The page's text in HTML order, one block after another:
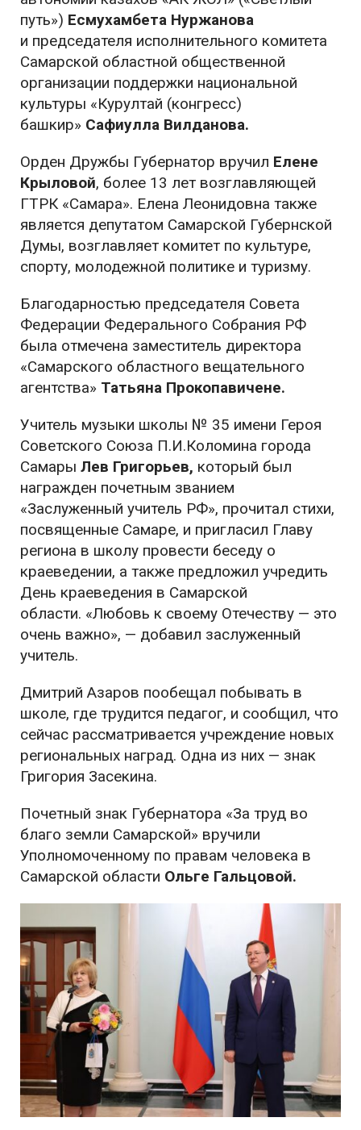
путь») Есмухамбета Нуржанова
и председателя исполнительного комитета
Самарской областной общественной
организации поддержки национальной
культуры «Курултай (конгресс)
башкир» Сафиулла Вилданова.
Орден Дружбы Губернатор вручил Елене
Крыловой, более 13 лет возглавляющей
ГТРК «Самара». Елена Леонидовна также
является депутатом Самарской Губернской
Думы, возглавляет комитет по культуре,
спорту, молодежной политике и туризму.
Благодарностью председателя Совета
Федерации Федерального Собрания РФ
была отмечена заместитель директора
«Самарского областного вещательного
агентства» Татьяна Прокопавичене.
Учитель музыки школы № 35 имени Героя
Советского Союза П.И.Коломина города
Самары Лев Григорьев, который был
награжден почетным званием
«Заслуженный учитель РФ», прочитал стихи,
посвященные Самаре, и пригласил Главу
региона в школу провести беседу о
краеведении, а также предложил учредить
День краеведения в Самарской
области. «Любовь к своему Отечеству — это
очень важно», — добавил заслуженный
учитель.
Дмитрий Азаров пообещал побывать в
школе, где трудится педагог, и сообщил, что
сейчас рассматривается учреждение новых
региональных наград. Одна из них — знак
Григория Засекина.
Почетный знак Губернатора «За труд во
благо земли Самарской» вручили
Уполномоченному по правам человека в
Самарской области Ольге Гальцовой.